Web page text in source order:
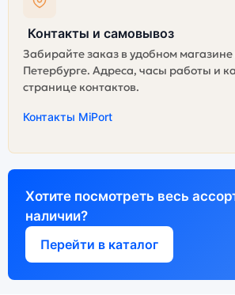
Контакты и самовывоз
Забирайте заказ в удобном
Петербурге. Адреса, часы работы и
странице контактов.
Контакты MiPort
Хотите посмотреть весь
наличии?
Перейти в каталог